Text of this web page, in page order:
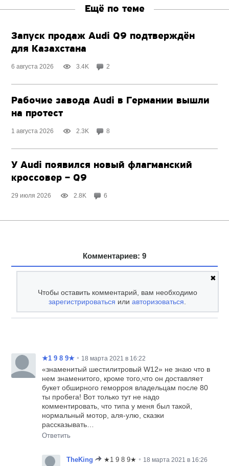
Ещё по теме
Запуск продаж Audi Q9 подтверждён
для Казахстана
6 августа 2026 3.4K 2
Рабочие завода Audi в Германии вышли
на протест
1 августа 2026 2.3K 8
У Audi появился новый флагманский
кроссовер – Q9
29 июля 2026 2.8K 6
Комментариев: 9
✖
Чтобы оставить комментарий, вам необходимо
зарегистрироваться илиавторизоваться.
★1 9 8 9★ • 18 марта 2021 в 16:22
«знаменитый шестилитровый W12» не знаю что в
нем знаменитого, кроме того,что он доставляет
букет обширного геморроя владельцам после 80
ты пробега! Вот только тут не надо
комментировать, что типа у меня был такой,
нормальный мотор, аля-улю, сказки
рассказывать…
Ответить
TheKing ★1 9 8 9★ • 18 марта 2021 в 16:26